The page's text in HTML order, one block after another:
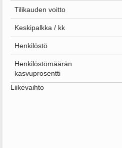
Tilikauden voitto
Keskipalkka / kk
Henkilöstö
Henkilöstömäärän
kasvuprosentti
Liikevaihto